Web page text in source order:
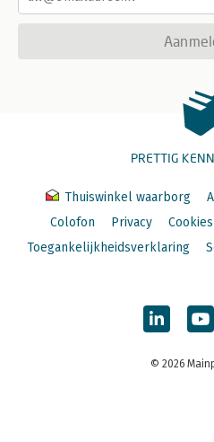
PRETTIG
Thuiswinkel waarborg
Colofon
Privacy Cookies
Toegankelijkheidsverklaring
© 2026